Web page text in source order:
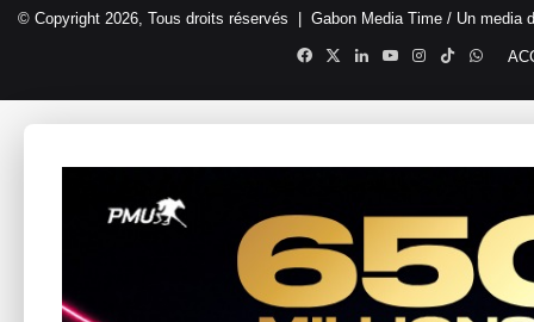
© Copyright 2026, Tous droits réservés | Gabon Media Time / Un media
Facebook
X LinkedinYouTubeInstagram
TikTok